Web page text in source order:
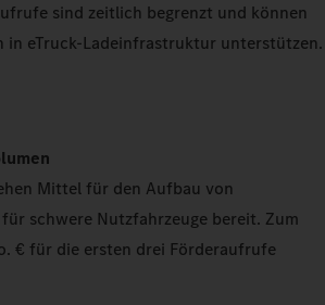
sind zeitlich begrenzt und können
in eTruck-Ladeinfrastruktur unterstützen.
Mittel für den Aufbau von
schwere Nutzfahrzeuge bereit. Zum
€ für die ersten drei Förderaufrufe